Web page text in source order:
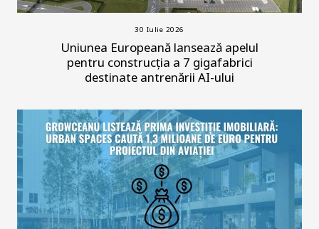
30 Iulie 2026
Uniunea Europeană lansează apelul
pentru construcția a 7 gigafabrici
destinate antrenării AI-ului